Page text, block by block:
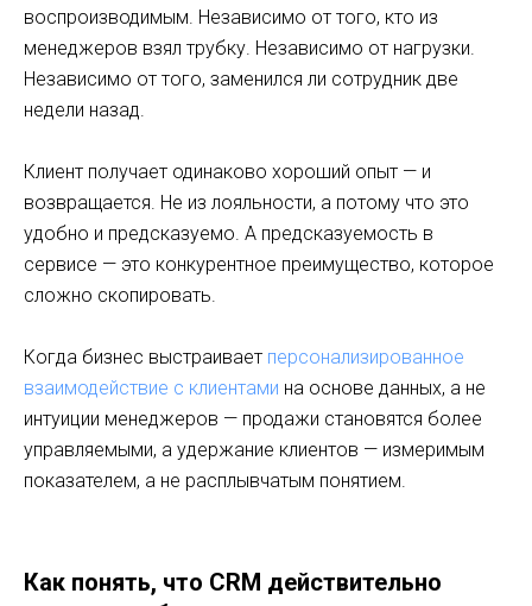
воспроизводимым. Независимо от того, кто из
менеджеров взял трубку. Независимо от нагрузки.
Независимо от того, заменился ли сотрудник две
недели назад.
Клиент получает одинаково хороший опыт — и
возвращается. Не из лояльности, а потому что это
удобно и предсказуемо. А предсказуемость в
сервисе — это конкурентное преимущество, которое
сложно скопировать.
Когда бизнес выстраивает персонализированное
взаимодействие с клиентами на основе данных, а не
интуиции менеджеров — продажи становятся более
управляемыми, а удержание клиентов — измеримым
показателем, а не расплывчатым понятием.
Как понять, что CRM действительно